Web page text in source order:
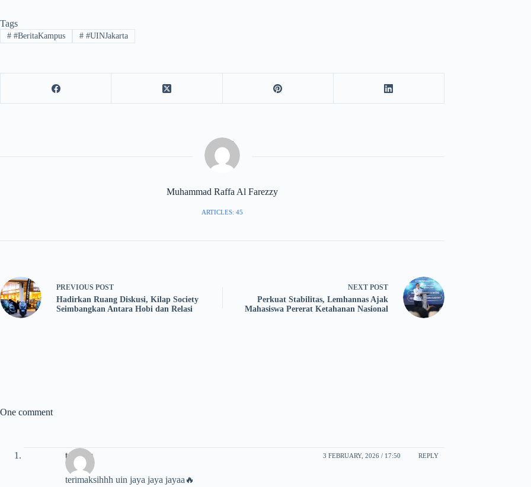
Tags
##BeritaKampus ##UINJakarta
Muhammad Raffa Al Farezzy
ARTICLES: 45
PREVIOUS POST
Hadirkan Ruang Diskusi, Kilap Society
Seimbangkan Antara Hobi dan Relasi
NEXT POST
Perkuat Stabilitas, Lemhannas Ajak
Mahasiswa Pererat Ketahanan Nasional
One comment
tenyom 3 FEBRUARY, 2026 / 17:50 REPLY
terimaksihhh uin jaya jaya jayaa🔥